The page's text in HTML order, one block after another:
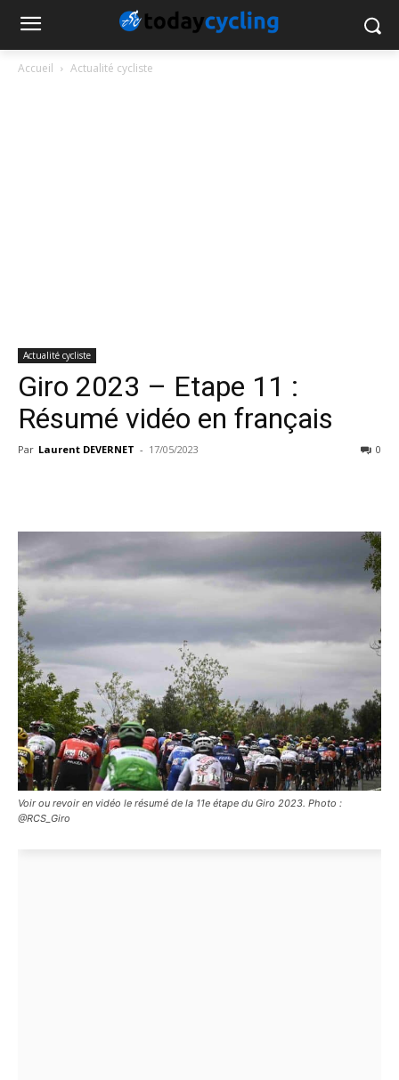
Accueil Actualité cycliste
Actualité cycliste
Giro 2023 – Etape 11 :
Résumé vidéo en français
Par Laurent DEVERNET - 17/05/2023 0
Voir ou revoir en vidéo le résumé de la 11e étape du Giro 2023. Photo :
@RCS_Giro